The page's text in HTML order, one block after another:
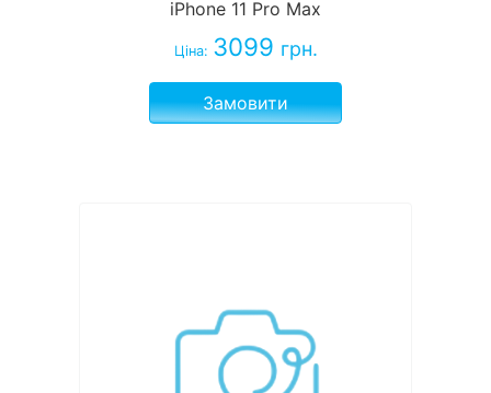
iPhone 11 Pro Max
Ціна: 3099 грн.
Замовити